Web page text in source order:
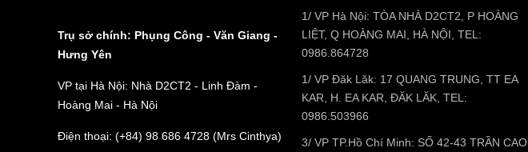
Trụ sở chính: Phụng Công - Văn Giang -
Hưng Yên
VP tại Hà Nội: Nhà D2CT2 - Linh Đàm -
Hoàng Mai - Hà Nội
Điện thoại: (+84) 98 686 4728 (Mrs Cinthya)
1/ VP Hà Nội: TÒA NHÀ D2CT2, P HOÀNG
LIỆT, Q HOÀNG MAI, HÀ NỘI, TEL:
0986.864728
1/ VP Đăk Lăk: 17 QUANG TRUNG, TT EA
KAR, H. EA KAR, ĐĂK LĂK, TEL:
0986.503966
3/ VP TP.Hồ Chí Minh: SỐ 42-43 TRẦN CAO